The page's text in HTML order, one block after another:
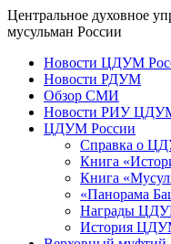
Центральное духовное
мусульман России
Новости ЦДУМ
Новости РДУМ
Обзор СМИ
Новости РИУ
ЦДУМ России
Справка о
Книга
Книга
«Панорама
Награды
История